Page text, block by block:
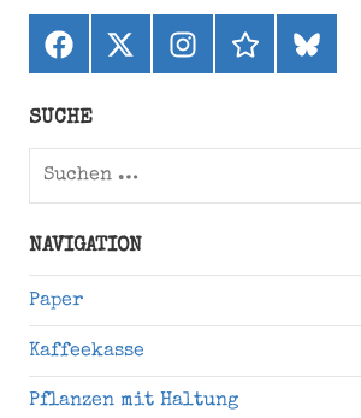
Facebook
X
(ehemals
Instagramthreadsbluesky
SUCHE
Suchen
NAVIGATION
Paper
Kaffeekasse
Pflanzen mit Haltung